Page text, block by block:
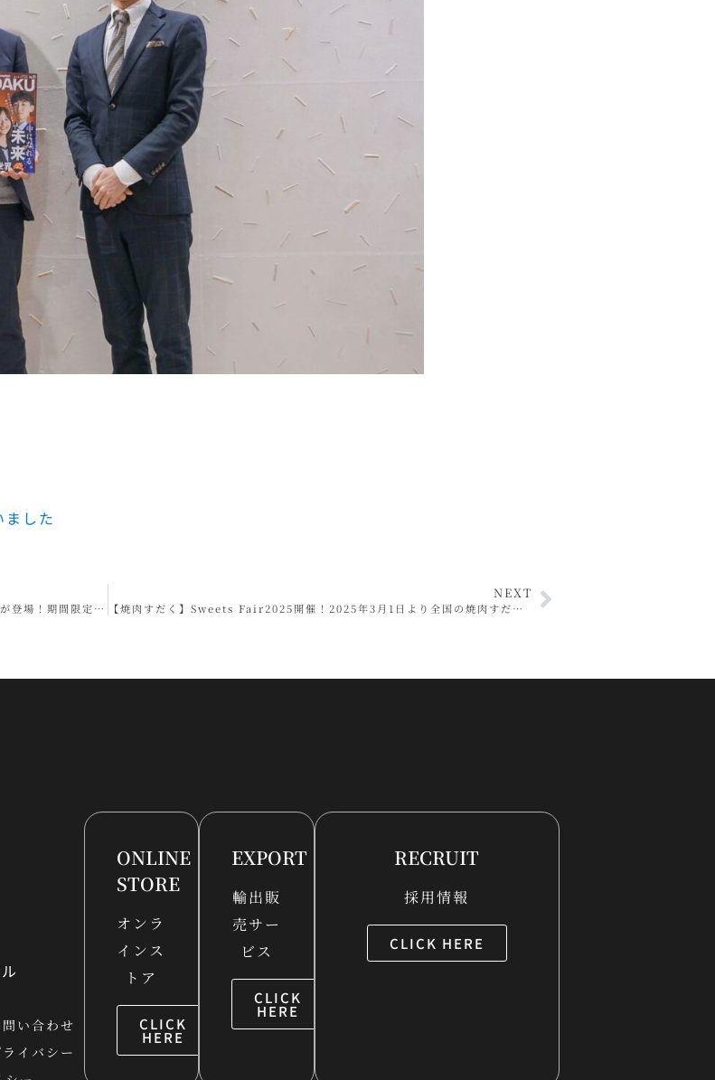
した
【焼肉すだく家族亭】平日限定食べ放題に五大名物ステーキが登場！期間限定食べ放題ステーキフェア開催！
NEXT
【焼肉すだく】Sweets Fair2025開催！2025年3月1日より全国の焼肉すだく（一部店舗を除く）で『YAKINIKU SUDAKU Sweets Fair 2025』を開催いたします。
い合わせ
イバシー
ONLINE
STORE
オンラ
インス
トア
CLICK
HERE
EXPORT
輸出販
売サー
ビス
CLICK
HERE
RECRUIT
採用情報
CLICK HERE